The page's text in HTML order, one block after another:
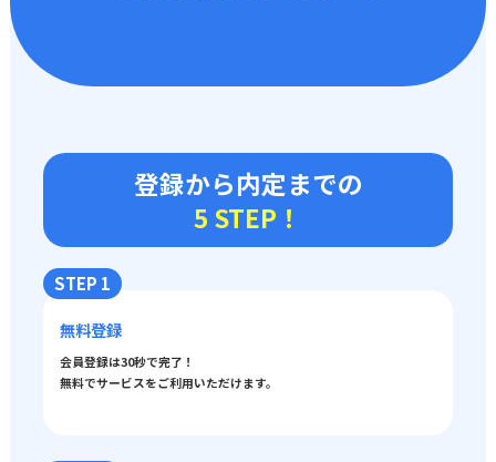
登録から内定までの
5 STEP！
STEP 1
無料登録
会員登録は30秒で完了！
無料でサービスをご利用いただけます。